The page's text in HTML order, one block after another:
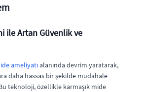
ile Artan Güvenlik ve
ameliyatıalanında devrim yaratarak,
daha hassas bir şekilde müdahale
teknoloji, özellikle karmaşık mide